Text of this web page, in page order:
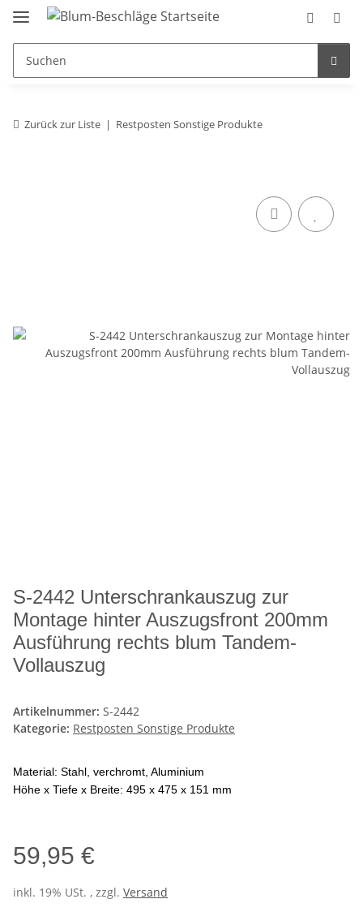
Zurück zur Liste Restposten Sonstige Produkte
S-2442 Unterschrankauszug zur
Montage hinter Auszugsfront 200mm
Ausführung rechts blum Tandem-
Vollauszug
Artikelnummer: S-2442
Kategorie: Restposten Sonstige Produkte
Material: Stahl, verchromt, Aluminium
Höhe x Tiefe x Breite: 495 x 475 x 151 mm
59,95 €
inkl. 19% USt. , zzgl. Versand